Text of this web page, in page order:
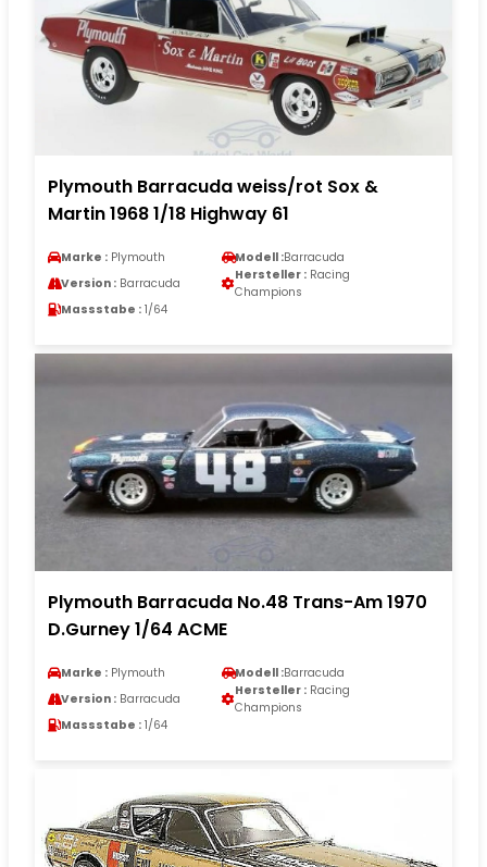
Plymouth Barracuda weiss/rot Sox &
Martin 1968 1/18 Highway 61
Marke : Plymouth Modell :Barracuda
Version : Barracuda
Hersteller : Racing
Champions
Massstabe : 1/64
Plymouth Barracuda No.48 Trans-Am 1970
D.Gurney 1/64 ACME
Marke : Plymouth Modell :Barracuda
Version : Barracuda
Hersteller : Racing
Champions
Massstabe : 1/64